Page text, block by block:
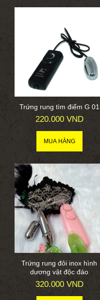
Trứng rung tìm điểm G 01
220.000 VND
Trứng rung đôi inox hình
dương vật độc đáo
320.000 VND